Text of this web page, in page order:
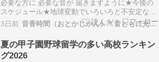
必要な方に 必要な音が 届きますように★今後の
スケジュール★地球変動でいろいろと不安定な
日々が続いていますねそんなときほどカラダとコ
コロを整えるようにしたいものです一日一日を大
切に少しでも爽やかに健やかに過ごす手助けとし
て音の力やヨガを活用していただければと思いま
すセッションや…
3日前 音香時間（おとかじかん）＊音ともに光をひろげるために
夏の甲子園野球留学の多い高校ランキン
グ2026